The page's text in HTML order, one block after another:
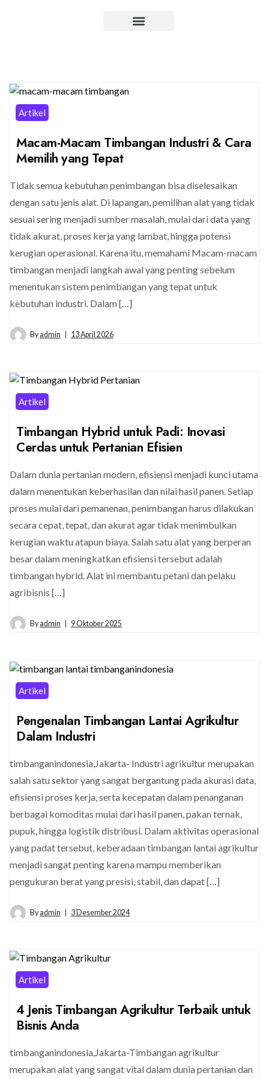
Artikel
Macam-Macam Timbangan Industri & Cara
Memilih yang Tepat
Tidak semua kebutuhan penimbangan bisa diselesaikan
dengan satu jenis alat. Di lapangan, pemilihan alat yang tidak
sesuai sering menjadi sumber masalah, mulai dari data yang
tidak akurat, proses kerja yang lambat, hingga potensi
kerugian operasional. Karena itu, memahami Macam-macam
timbangan menjadi langkah awal yang penting sebelum
menentukan sistem penimbangan yang tepat untuk
kebutuhan industri. Dalam […]
By admin 13 April 2026
Artikel
Timbangan Hybrid untuk Padi: Inovasi
Cerdas untuk Pertanian Efisien
Dalam dunia pertanian modern, efisiensi menjadi kunci utama
dalam menentukan keberhasilan dan nilai hasil panen. Setiap
proses mulai dari pemanenan, penimbangan harus dilakukan
secara cepat, tepat, dan akurat agar tidak menimbulkan
kerugian waktu atapun biaya. Salah satu alat yang berperan
besar dalam meningkatkan efisiensi tersebut adalah
timbangan hybrid. Alat ini membantu petani dan pelaku
agribisnis […]
By admin 9 Oktober 2025
Artikel
Pengenalan Timbangan Lantai Agrikultur
Dalam Industri
timbanganindonesia,Jakarta- Industri agrikultur merupakan
salah satu sektor yang sangat bergantung pada akurasi data,
efisiensi proses kerja, serta kecepatan dalam penanganan
berbagai komoditas mulai dari hasil panen, pakan ternak,
pupuk, hingga logistik distribusi. Dalam aktivitas operasional
yang padat tersebut, keberadaan timbangan lantai agrikultur
menjadi sangat penting karena mampu memberikan
pengukuran berat yang presisi, stabil, dan dapat […]
By admin 3 Desember 2024
Artikel
4 Jenis Timbangan Agrikultur Terbaik untuk
Bisnis Anda
timbanganindonesia,Jakarta-Timbangan agrikultur
merupakan alat yang sangat vital dalam dunia pertanian dan